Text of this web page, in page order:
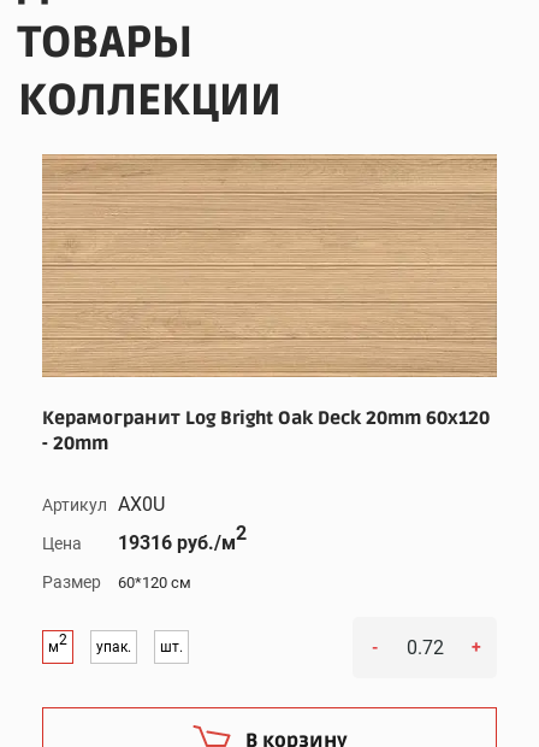
ТОВАРЫ
КОЛЛЕКЦИИ
Керамогранит Log Bright Oak Deck 20mm 60x120
- 20mm
Артикул AX0U
Цена 19316 руб./м2
Размер 60*120 см
м2 упак. шт. - +
В корзину